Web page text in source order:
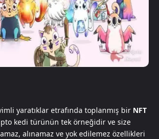
yaratıklar etrafında toplanmış bir NFT
kedi türünün tek örneğidir ve size
alınamaz ve yok edilemez özellikleri